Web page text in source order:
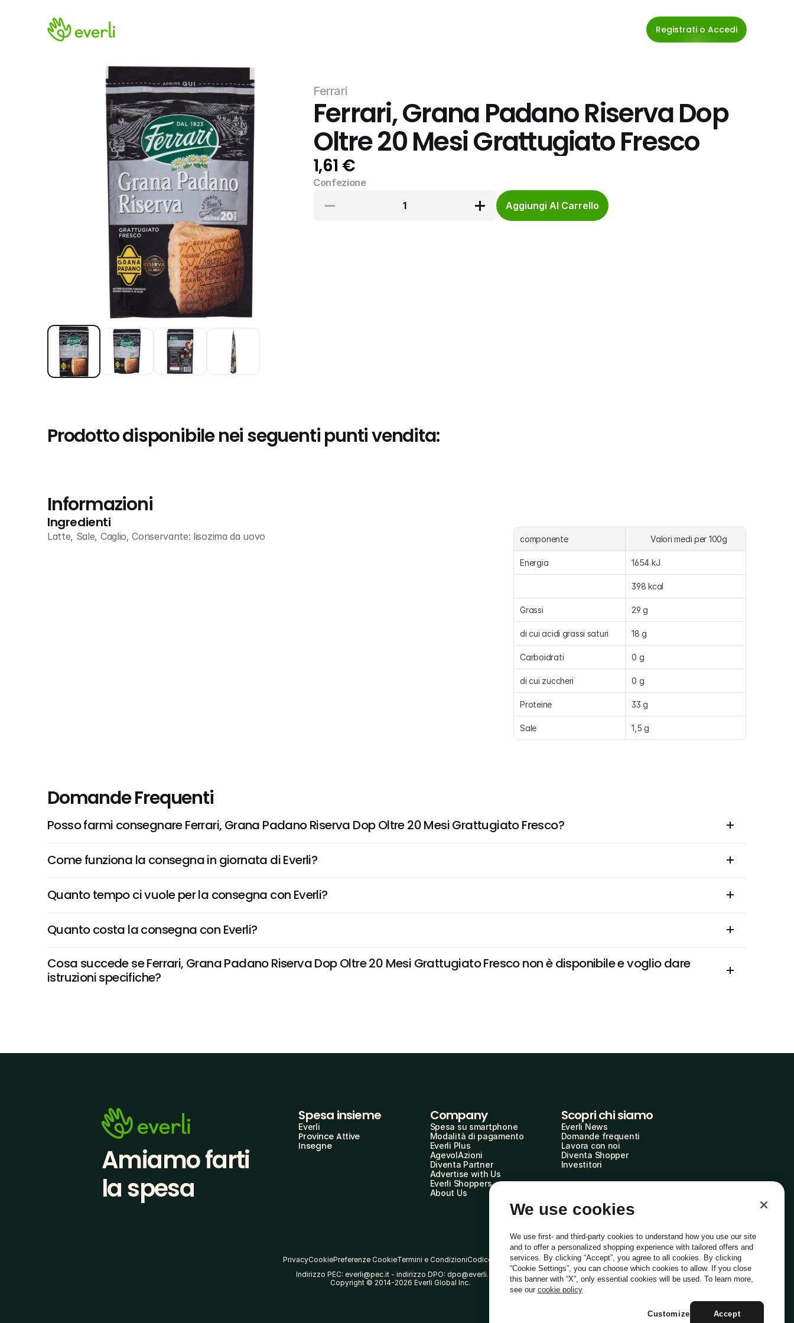
Registrati o Accedi
Ferrari
Ferrari, Grana Padano Riserva Dop
Oltre 20 Mesi Grattugiato Fresco
1,61 €
Confezione
1
Aggiungi Al Carrello
Prodotto disponibile nei seguenti punti vendita:
Informazioni
Ingredienti
Latte, Sale, Caglio, Conservante: lisozima da uovo componente
	Valori medi per 100g
Energia 1654 kJ
398 kcal
Grassi 29 g
di cui acidi grassi saturi 18 g
Carboidrati 0 g
di cui zuccheri 0 g
Proteine 33 g
Sale 1,5 g
Domande Frequenti
Posso farmi consegnare Ferrari, Grana Padano Riserva Dop Oltre 20 Mesi Grattugiato Fresco?
Come funziona la consegna in giornata di Everli?
Quanto tempo ci vuole per la consegna con Everli?
Quanto costa la consegna con Everli?
Cosa succede se Ferrari, Grana Padano Riserva Dop Oltre 20 Mesi Grattugiato Fresco non è disponibile e voglio dare
istruzioni specifiche?
Amiamo farti
la spesa
Spesa insieme
Everli
Province Attive
Insegne
Company
Spesa su smartphone
Modalità di pagamento
Everli Plus
AgevolAzioni
Diventa Partner
Advertise with Us
Everli Shoppers
About Us
Scopri chi siamo
Everli News
Domande frequenti
Lavora con noi
Diventa Shopper
Investitori
PrivacyCookiePreferenze CookieTermini e CondizioniCodice Etico
Indirizzo PEC: everli@pec.it - indirizzo DPO: dpo@everli.com
Copyright © 2014-2026 Everli Global Inc.
Italiano
We use cookies
We use first- and third-party cookies to understand how you use our site
and to offer a personalized shopping experience with tailored offers and
services. By clicking “Accept”, you agree to all cookies. By clicking
“Cookie Settings”, you can choose which cookies to allow. If you close
this banner with “X”, only essential cookies will be used. To learn more,
see our cookie policy
Accept
Customize